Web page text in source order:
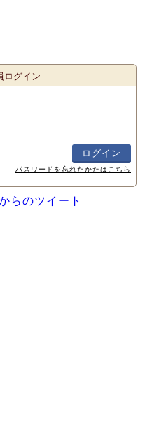
ログイン
パスワードを忘れたかたはこちら
らのツイート